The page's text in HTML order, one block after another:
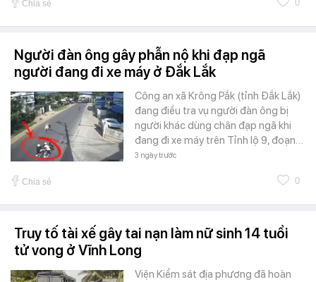
Chia sẻ 0
Người đàn ông gây phẫn nộ khi đạp ngã
người đang đi xe máy ở Đắk Lắk
Công an xã Krông Pắk (tỉnh Đắk Lắk)
đang điều tra vụ người đàn ông bị
người khác dùng chân đạp ngã khi
đang đi xe máy trên Tỉnh lộ 9, đoạn…
3 ngày trước
Chia sẻ 0
Truy tố tài xế gây tai nạn làm nữ sinh 14 tuổi
tử vong ở Vĩnh Long
Viện Kiểm sát địa phương đã hoàn